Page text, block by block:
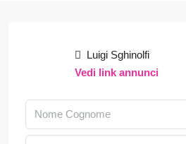
Luigi Sghinolfi
Vedi link annunci